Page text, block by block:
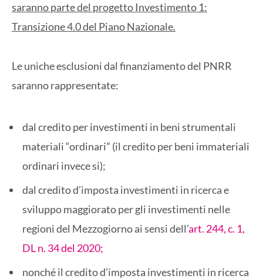
saranno parte del progetto Investimento 1:
Transizione 4.0 del Piano Nazionale.
Le uniche esclusioni dal finanziamento del PNRR
saranno rappresentate:
dal credito per investimenti in beni strumentali
materiali “ordinari” (il credito per beni immateriali
ordinari invece si);
dal credito d’imposta investimenti in ricerca e
sviluppo maggiorato per gli investimenti nelle
regioni del Mezzogiorno ai sensi dell’art. 244, c. 1,
DL n. 34 del 2020;
nonché il credito d’imposta investimenti in ricerca